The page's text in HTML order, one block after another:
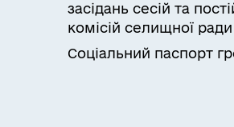
засідань сесій та
комісій селищної ради
Соціальний паспорт